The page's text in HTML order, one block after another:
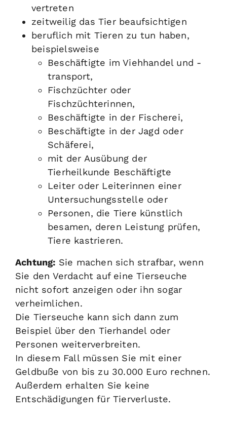
vertreten
zeitweilig das Tier beaufsichtigen
beruflich mit Tieren zu tun haben,
beispielsweise
Beschäftigte im Viehhandel und -
transport,
Fischzüchter oder
Fischzüchterinnen,
Beschäftigte in der Fischerei,
Beschäftigte in der Jagd oder
Schäferei,
mit der Ausübung der
Tierheilkunde Beschäftigte
Leiter oder Leiterinnen einer
Untersuchungsstelle oder
Personen, die Tiere künstlich
besamen, deren Leistung prüfen,
Tiere kastrieren.
Achtung: Sie machen sich strafbar, wenn
Sie den Verdacht auf eine Tierseuche
nicht sofort anzeigen oder ihn sogar
verheimlichen.
Die Tierseuche kann sich dann zum
Beispiel über den Tierhandel oder
Personen weiterverbreiten.
In diesem Fall müssen Sie mit einer
Geldbuße von bis zu 30.000 Euro rechnen.
Außerdem erhalten Sie keine
Entschädigungen für Tierverluste.